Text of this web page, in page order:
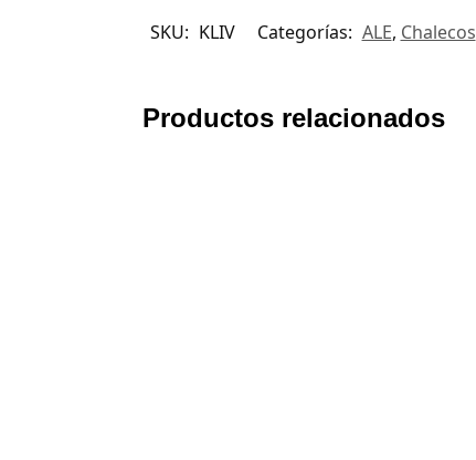
SKU: KLIV Categorías: ALE, Chalecos
Productos relacionados